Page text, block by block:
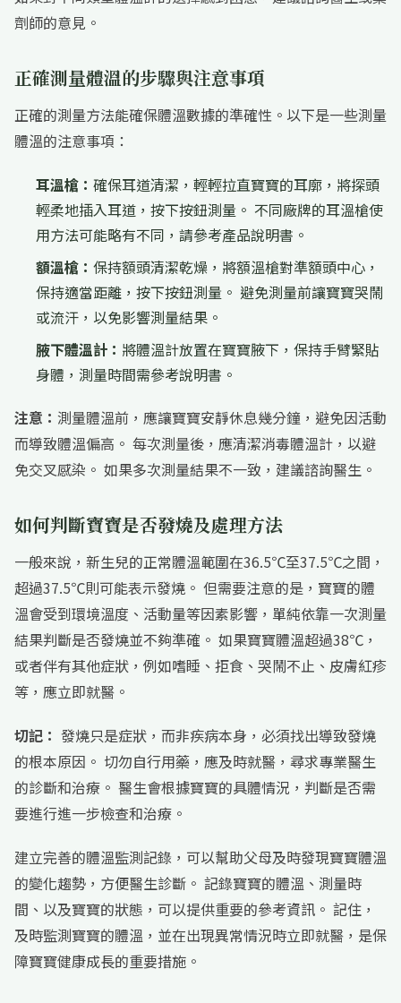
劑師的意見。
正確測量體溫的步驟與注意事項
正確的測量方法能確保體溫數據的準確性。以下是一些測量
體溫的注意事項：
耳溫槍： 確保耳道清潔，輕輕拉直寶寶的耳廓，將探頭
輕柔地插入耳道，按下按鈕測量。 不同廠牌的耳溫槍使
用方法可能略有不同，請參考產品說明書。
額溫槍： 保持額頭清潔乾燥，將額溫槍對準額頭中心，
保持適當距離，按下按鈕測量。 避免測量前讓寶寶哭鬧
或流汗，以免影響測量結果。
腋下體溫計： 將體溫計放置在寶寶腋下，保持手臂緊貼
身體，測量時間需參考說明書。
注意： 測量體溫前，應讓寶寶安靜休息幾分鐘，避免因活動
而導致體溫偏高。 每次測量後，應清潔消毒體溫計，以避
免交叉感染。 如果多次測量結果不一致，建議諮詢醫生。
如何判斷寶寶是否發燒及處理方法
一般來說，新生兒的正常體溫範圍在36.5℃至37.5℃之間，
超過37.5℃則可能表示發燒。 但需要注意的是，寶寶的體
溫會受到環境溫度、活動量等因素影響，單純依靠一次測量
結果判斷是否發燒並不夠準確。 如果寶寶體溫超過38℃，
或者伴有其他症狀，例如嗜睡、拒食、哭鬧不止、皮膚紅疹
等，應立即就醫。
切記： 發燒只是症狀，而非疾病本身，必須找出導致發燒
的根本原因。 切勿自行用藥，應及時就醫，尋求專業醫生
的診斷和治療。 醫生會根據寶寶的具體情況，判斷是否需
要進行進一步檢查和治療。
建立完善的體溫監測記錄，可以幫助父母及時發現寶寶體溫
的變化趨勢，方便醫生診斷。 記錄寶寶的體溫、測量時
間、以及寶寶的狀態，可以提供重要的參考資訊。 記住，
及時監測寶寶的體溫，並在出現異常情況時立即就醫，是保
障寶寶健康成長的重要措施。